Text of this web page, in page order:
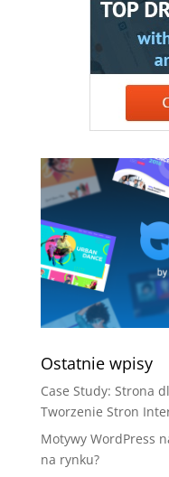
Ostatnie wpisy
Case Study: Strona
Tworzenie Stron
Motywy WordPress
na rynku?